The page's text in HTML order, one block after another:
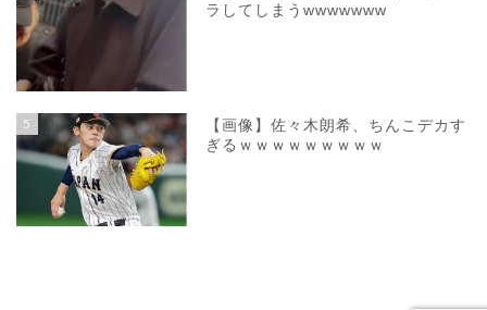
ラしてしまうwwwwwww
5
【画像】佐々木朗希、ちんこデカす
ぎるｗｗｗｗｗｗｗｗｗ